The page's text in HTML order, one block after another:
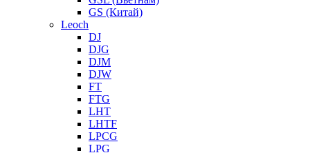
GS (Китай)
Leoch
DJ
DJG
DJM
DJW
FT
FTG
LHT
LHTF
LPCG
LPG